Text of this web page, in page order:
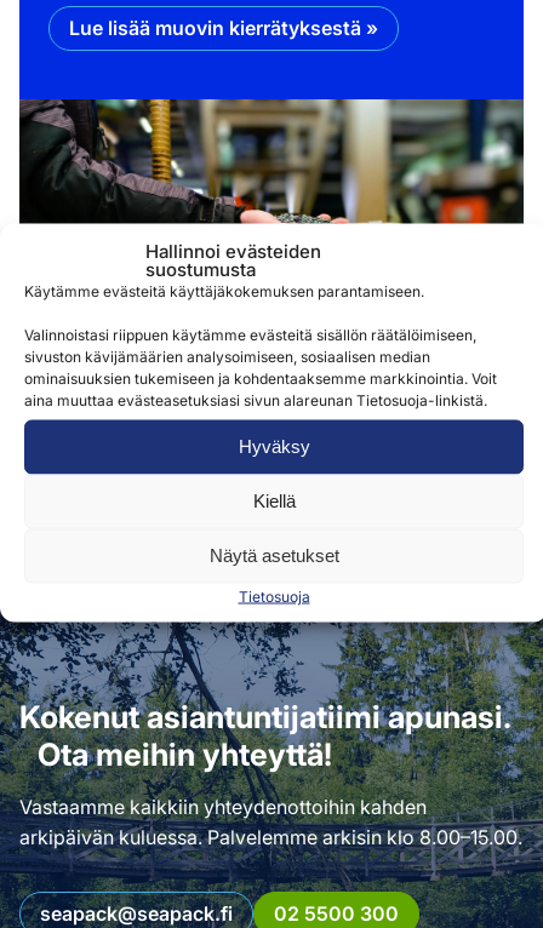
Hallinnoi evästeiden
suostumusta
Käytämme evästeitä käyttäjäkokemuksen parantamiseen.
Valinnoistasi riippuen käytämme evästeitä sisällön räätälöimiseen,
sivuston kävijämäärien analysoimiseen, sosiaalisen median
ominaisuuksien tukemiseen ja kohdentaaksemme markkinointia. Voit
aina muuttaa evästeasetuksiasi sivun alareunan Tietosuoja-linkistä.
Hyväksy
Kiellä
Näytä asetukset
Tietosuoja
Lue lisää muovin kierrätyksestä »
Kokenut asiantuntijatiimi apunasi.
Ota meihin yhteyttä!
Vastaamme kaikkiin yhteydenottoihin kahden
arkipäivän kuluessa. Palvelemme arkisin klo 8.00–15.00.
seapack@seapack.fi 02 5500 300